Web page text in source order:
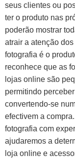
seus clientes ou
ter o produto nas
poderão mostrar
atrair a atenção
fotografia é o
reconhece que as
lojas online são
permitindo
convertendo-se
efectivem a
fotografia com
ajudaremos a
loja online e